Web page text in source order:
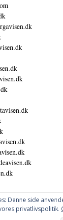
Denne side
privatlivspolitik.